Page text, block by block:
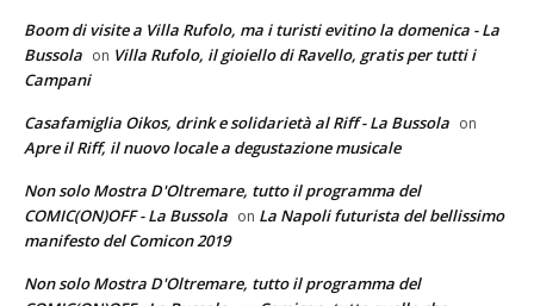
Boom di visite a Villa Rufolo, ma i turisti evitino la domenica - La
Bussola on Villa Rufolo, il gioiello di Ravello, gratis per tutti i
Campani
Casafamiglia Oikos, drink e solidarietà al Riff - La Bussola on
Apre il Riff, il nuovo locale a degustazione musicale
Non solo Mostra D'Oltremare, tutto il programma del
COMIC(ON)OFF - La Bussola on La Napoli futurista del bellissimo
manifesto del Comicon 2019
Non solo Mostra D'Oltremare, tutto il programma del